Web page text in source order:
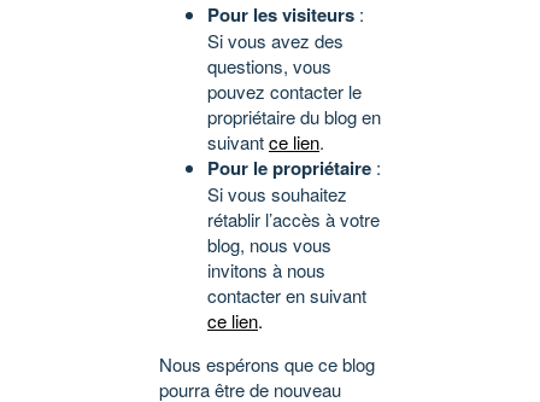
Pour les visiteurs :
Si vous avez des
questions, vous
pouvez contacter le
propriétaire du blog en
suivantce lien.
Pour le propriétaire :
Si vous souhaitez
rétablir l’accès à votre
blog, nous vous
invitons à nous
contacter en suivant
ce lien.
Nous espérons que ce blog
pourra être de nouveau